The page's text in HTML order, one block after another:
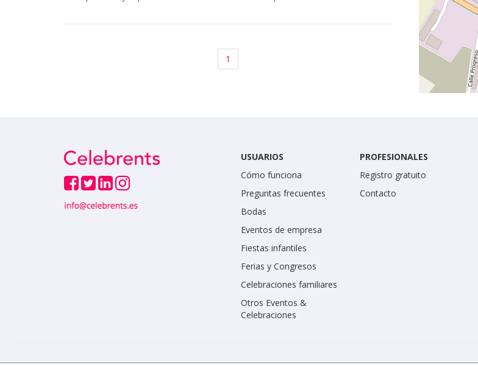
1
USUARIOS
Cómo funciona
Preguntas frecuentes
Bodas
Eventos de empresa
Fiestas infantiles
Ferias y Congresos
Celebraciones familiares
Otros Eventos &
Celebraciones
PROFESIONALES
Registro gratuito
Contacto